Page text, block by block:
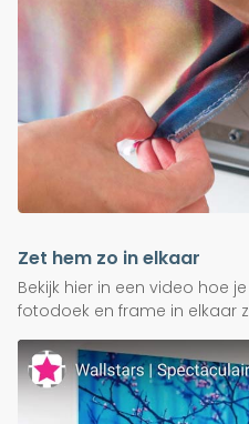
Zet hem zo in elkaar
Bekijk hier in een video hoe
fotodoek en frame in elkaar